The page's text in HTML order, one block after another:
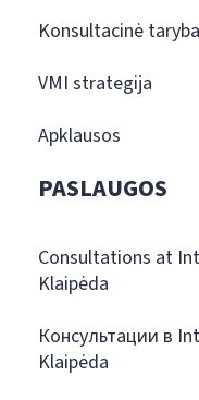
Konsultacinė taryba
VMI strategija
Apklausos
PASLAUGOS
Consultations at
Klaipėda
Консультации в
Klaipėda